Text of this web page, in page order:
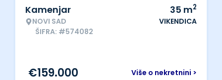
Kamenjar
NOVI SAD
ŠIFRA: #574082
35 m2
VIKENDICA
Više o nekretnini >
€159.000